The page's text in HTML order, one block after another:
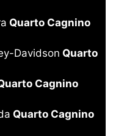
Quarto Cagnino
Davidson Quarto
Cagnino
Quarto Cagnino